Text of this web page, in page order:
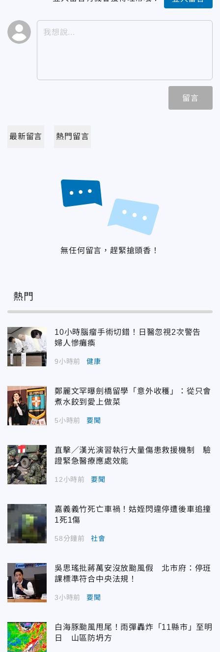
留言
最新留言 熱門留言
無任何留言，趕緊搶頭香！
熱門
10小時腦瘤手術切錯！日醫忽視2次警告
婦人慘癱瘓
9小時前 健康
鄭麗文罕曝劍橋留學「意外收穫」：從只會
煮水餃到愛上做菜
5小時前 要聞
直擊／漢光演習執行大量傷患救援機制 驗
證緊急醫療應處效能
12小時前 要聞
嘉義義竹死亡車禍！姑姪閃違停遭後車追撞
1死1傷
58分鐘前 社會
吳思瑤批蔣萬安沒放颱風假 北市府：停班
課標準符合中央法規！
3小時前 要聞
白海豚颱風甩尾！雨彈轟炸「11縣市」至明
日 山區防坍方